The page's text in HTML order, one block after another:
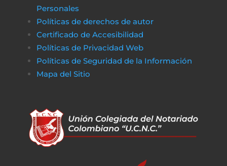
Personales
Políticas de derechos de autor
Certificado de Accesibilidad
Políticas de Privacidad Web
Políticas de Seguridad de la Información
Mapa del Sitio